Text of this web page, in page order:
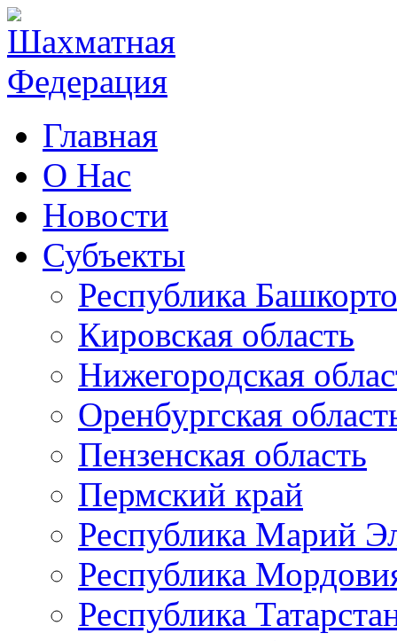
Главная
О Нас
Новости
Субъекты
Республика
Кировская область
Нижегородская
Оренбургская
Пензенская область
Пермский край
Республика Марий
Республика
Республика